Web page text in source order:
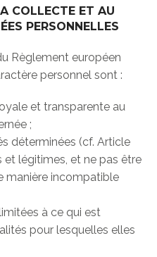
COLLECTE ET AU
PERSONNELLES
Règlement européen
personnel sont :
et transparente au
;
déterminées (cf. Article
et légitimes, et ne pas être
manière incompatible
à ce qui est
pour lesquelles elles